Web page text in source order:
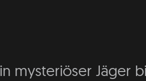
mysteriöser Jäger